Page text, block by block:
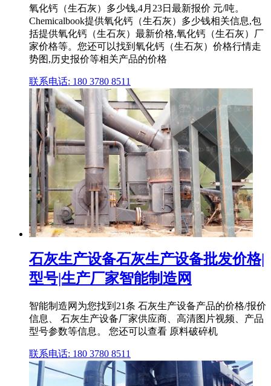
氧化钙（生石灰）多少钱,4月23日最新报价 元/吨。
Chemicalbook提供氧化钙（生石灰）多少钱相关信息,包
括提供氧化钙（生石灰）最新价格,氧化钙（生石灰）厂
家价格等。您还可以找到氧化钙（生石灰）价格行情走
势图,历史报价等相关产品的价格
联系电话: 180 3780 8511
石灰生产设备石灰生产设备批发价格|
型号|生产厂家智能制造网
智能制造网为您找到21条 石灰生产设备产品的价格/报价
信息、 石灰生产设备厂家供应商、高清图片视频、产品
型号参数等信息。 您还可以查看 原料破碎机
联系电话: 180 3780 8511